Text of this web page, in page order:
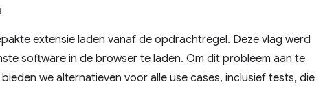
extensie laden vanaf de opdrachtregel. Deze vlag werd
software in de browser te laden. Om dit probleem aan te
bieden we alternatieven voor alle use cases, inclusief tests, die